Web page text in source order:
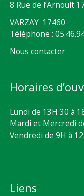
8 Rue de l’Arnoult
VARZAY 17460
Téléphone :
Nous contacter
Horaires
Lundi de 13H 30 à
Mardi et Mercredi
Vendredi de 9H à
Liens